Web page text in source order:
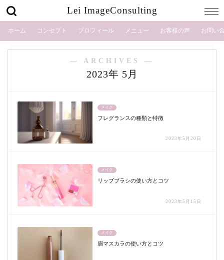
Lei ImageConsulting
ホーム コンセプト プロフィール メニュー お客様の声 お問い
― ARCHIVES ―
2023年 5月
メイク
フレグランスの種類と特徴
2023年5月20日
メイク
リップブラシの使い方とコツ
2023年5月15日
メイク
眉マスカラの使い方とコツ